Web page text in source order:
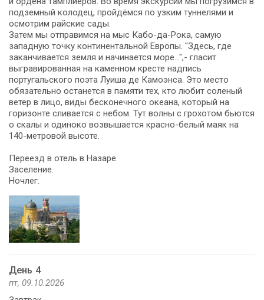
подземный колодец, пройдёмся по узким туннелями и
осмотрим райские сады.
Затем мы отправимся на мыс Кабо-да-Рока, самую
западную точку континентальной Европы. "Здесь, где
заканчивается земля и начинается море...",- гласит
выгравированная на каменном кресте надпись
португальского поэта Луиша де Камоэнса. Это место
обязательно останется в памяти тех, кто любит соленый
ветер в лицо, виды бесконечного океана, который на
горизонте сливается с небом. Тут волны с грохотом бьются
о скалы и одиноко возвышается красно-белый маяк на
140-метровой высоте.
Переезд в отель в Назаре.
Заселение.
Ночлег.
День 4
пт, 09.10.2026